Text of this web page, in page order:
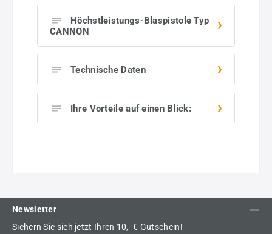
Höchstleistungs-Blaspistole Typ
CANNON
Technische Daten
Ihre Vorteile auf einen Blick:
Newsletter
Sichern Sie sich jetzt Ihren 10,- € Gutschein!